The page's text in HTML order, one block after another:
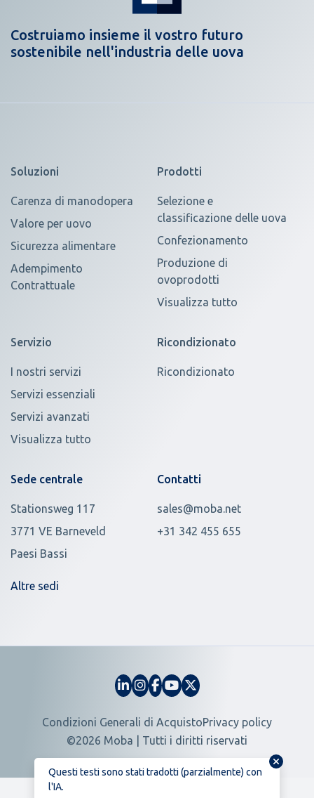
Questi testi sono stati tradotti (parzialmente) con
l'IA.
Costruiamo insieme il vostro futuro
sostenibile nell'industria delle uova
Soluzioni
Carenza di manodopera
Valore per uovo
Sicurezza alimentare
Adempimento
Contrattuale
Prodotti
Selezione e
classificazione delle uova
Confezionamento
Produzione di
ovoprodotti
Visualizza tutto
Servizio
I nostri servizi
Servizi essenziali
Servizi avanzati
Visualizza tutto
Ricondizionato
Ricondizionato
Sede centrale
Stationsweg 117
3771 VE Barneveld
Paesi Bassi
Altre sedi
Contatti
sales@moba.net
+31 342 455 655
Condizioni Generali di AcquistoPrivacy policy
©2026 Moba | Tutti i diritti riservati